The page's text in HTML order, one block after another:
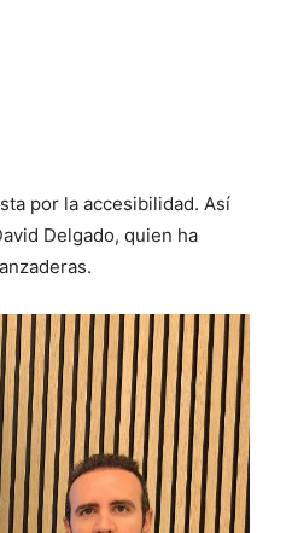
por la accesibilidad. Así
Delgado, quien ha